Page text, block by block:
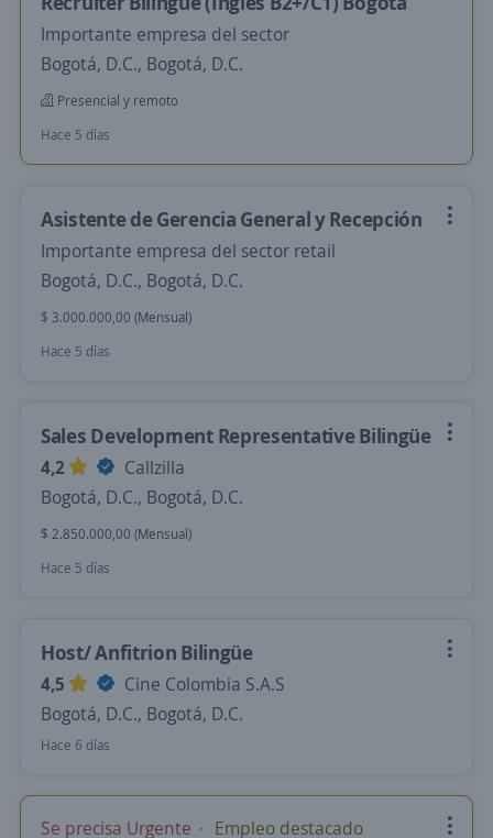
Importante empresa del sector
Bogotá, D.C., Bogotá, D.C.
Presencial y remoto
Hace 5 días
Asistente de Gerencia General y Recepción
Importante empresa del sector retail
Bogotá, D.C., Bogotá, D.C.
$ 3.000.000,00 (Mensual)
Hace 5 días
Sales Development Representative Bilingüe
4,2
Callzilla
Bogotá, D.C., Bogotá, D.C.
$ 2.850.000,00 (Mensual)
Hace 5 días
Host/ Anfitrion Bilingüe
4,5
Cine Colombia S.A.S
Bogotá, D.C., Bogotá, D.C.
Hace 6 días
Se precisa Urgente Empleo destacado